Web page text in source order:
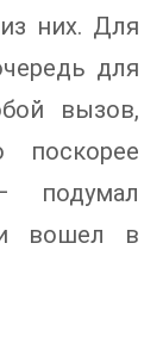
них. Для
для
вызов,
поскорее
подумал
и вошел в